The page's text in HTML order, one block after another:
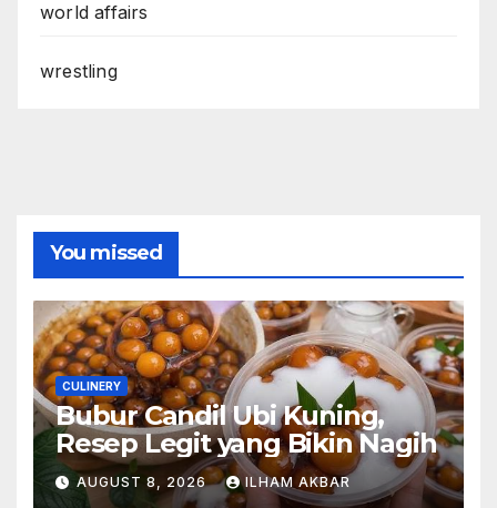
world affairs
wrestling
You missed
CULINERY
Bubur Candil Ubi Kuning,
Resep Legit yang Bikin Nagih
AUGUST 8, 2026 ILHAM AKBAR